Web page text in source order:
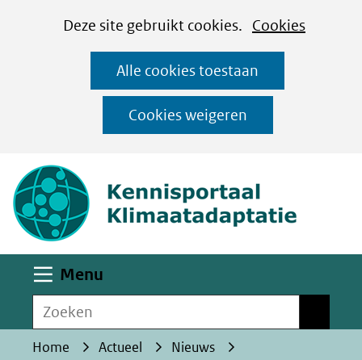
CookiesDeze site gebruikt cookies. Cookies
op
deze
website
worden
toegestaan
geweigerd.
Alle cookies toestaan
Cookies weigeren
Ga
naar
de
inhoud
Menu
Zoeken
Home Actueel
Nieuws